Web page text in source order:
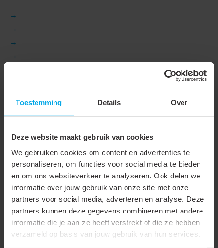
Toestemming Details Over
Deze website maakt gebruik van cookies
We gebruiken cookies om content en advertenties te
personaliseren, om functies voor social media te bieden
en om ons websiteverkeer te analyseren. Ook delen we
informatie over jouw gebruik van onze site met onze
partners voor social media, adverteren en analyse. Deze
partners kunnen deze gegevens combineren met andere
informatie die je aan ze heeft verstrekt of die ze hebben
verzameld op basis van jouw gebruik van hun services.
→
→
→
→
Technische gegevens
Technische gegevens
Type
toebehoren/onderdelen
Doorlusvoorziening
Kleur
Wit